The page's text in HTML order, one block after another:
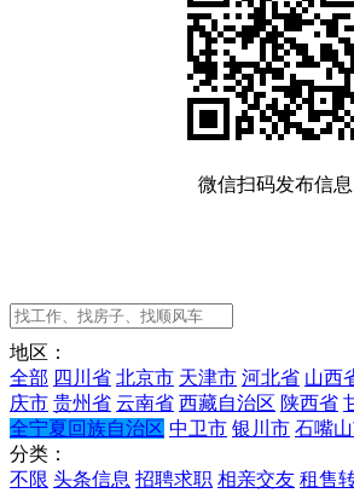
微信扫码发布信息
地区：
全部 四川省 北京市 天津市 河北省 山西
庆市 贵州省 云南省 西藏自治区 陕西省
全宁夏回族自治区 中卫市 银川市 石嘴
分类：
不限 头条信息 招聘求职 相亲交友 租售